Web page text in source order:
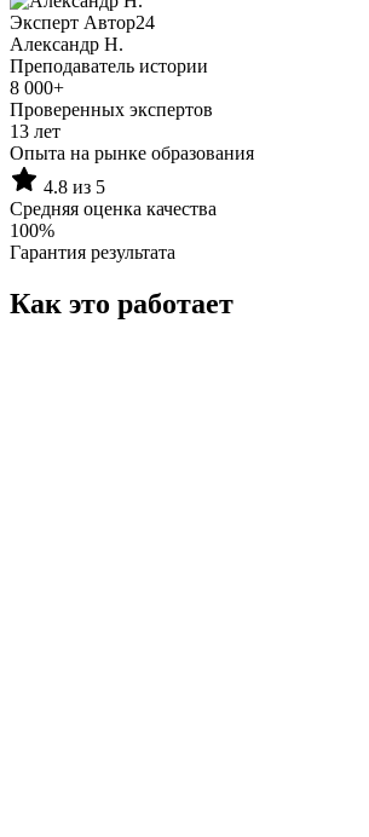
Эксперт Автор24
Александр Н.
Преподаватель истории
8 000+
Проверенных экспертов
13 лет
Опыта на рынке образования
4.8 из 5
Средняя оценка качества
100%
Гарантия результата
Как это работает